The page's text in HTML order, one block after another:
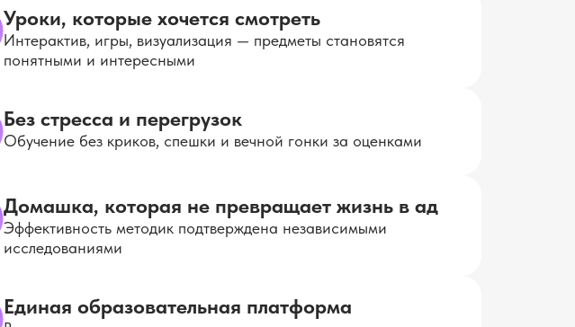
Уроки, которые хочется смотреть
Интерактив, игры, визуализация — предметы становятся
понятными и интересными
Без стресса и перегрузок
Обучение без криков, спешки и вечной гонки за оценками
Домашка, которая не превращает жизнь в ад
Эффективность методик подтверждена независимыми
исследованиями
Единая образовательная платформа